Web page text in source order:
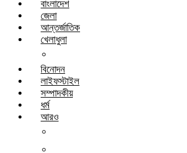
বাংলাদেশ
জেলা
আন্তর্জাতিক
খেলাধুলা
বিনোদন
লাইফস্টাইল
সম্পাদকীয়
ধর্ম
আরও